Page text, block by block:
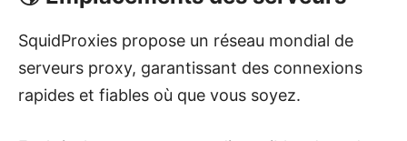
SquidProxies propose un réseau mondial de
serveurs proxy, garantissant des connexions
rapides et fiables où que vous soyez.